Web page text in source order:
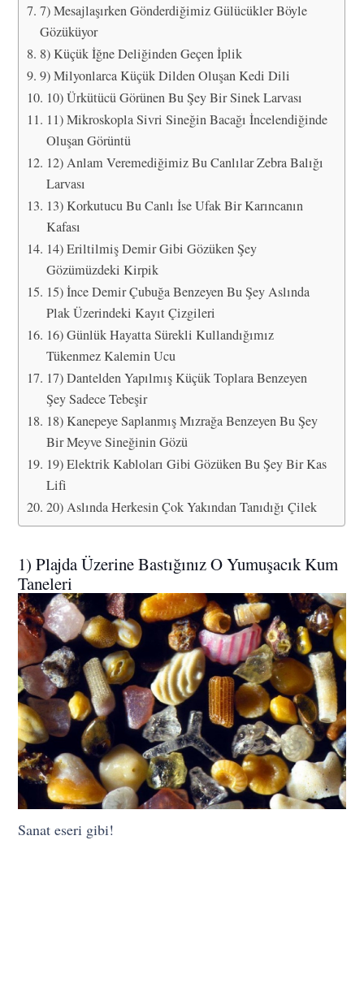
7) Mesajlaşırken Gönderdiğimiz Gülücükler Böyle
Gözüküyor
8) Küçük İğne Deliğinden Geçen İplik
9) Milyonlarca Küçük Dilden Oluşan Kedi Dili
10) Ürkütücü Görünen Bu Şey Bir Sinek Larvası
11) Mikroskopla Sivri Sineğin Bacağı İncelendiğinde
Oluşan Görüntü
12) Anlam Veremediğimiz Bu Canlılar Zebra Balığı
Larvası
13) Korkutucu Bu Canlı İse Ufak Bir Karıncanın
Kafası
14) Eriltilmiş Demir Gibi Gözüken Şey
Gözümüzdeki Kirpik
15) İnce Demir Çubuğa Benzeyen Bu Şey Aslında
Plak Üzerindeki Kayıt Çizgileri
16) Günlük Hayatta Sürekli Kullandığımız
Tükenmez Kalemin Ucu
17) Dantelden Yapılmış Küçük Toplara Benzeyen
Şey Sadece Tebeşir
18) Kanepeye Saplanmış Mızrağa Benzeyen Bu Şey
Bir Meyve Sineğinin Gözü
19) Elektrik Kabloları Gibi Gözüken Bu Şey Bir Kas
Lifi
20) Aslında Herkesin Çok Yakından Tanıdığı Çilek
1) Plajda Üzerine Bastığınız O Yumuşacık Kum
Taneleri
Sanat eseri gibi!